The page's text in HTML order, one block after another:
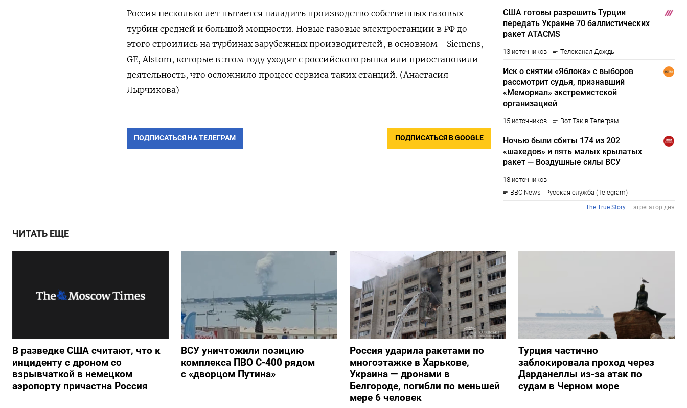
Россия несколько лет пытается наладить производство собственных газовых
турбин средней и большой мощности. Новые газовые электростанции в РФ до
этого строились на турбинах зарубежных производителей, в основном - Siemens,
GE, Alstom, которые в этом году уходят с российского рынка или приостановили
деятельность, что осложнило процесс сервиса таких станций. (Анастасия
Лырчикова)
ПОДПИСАТЬСЯ НА ТЕЛЕГРАМ ПОДПИСАТЬСЯ В GOOGLE
ЧИТАТЬ ЕЩЕ
В разведке США считают, что к
инциденту с дроном со
взрывчаткой в немецком
аэропорту причастна Россия
ВСУ уничтожили позицию
комплекса ПВО С-400 рядом
с «дворцом Путина»
Россия ударила ракетами по
многоэтажке в Харькове,
Украина — дронами в
Белгороде, погибли по меньшей
мере 6 человек
Турция частично
заблокировала проход через
Дарданеллы из-за атак по
судам в Черном море